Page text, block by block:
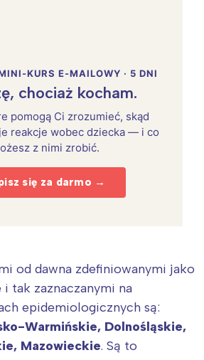
KURS E-MAILOWY · 5 DNI
chociaż kocham.
pomogą Ci zrozumieć, skąd
reakcje wobec dziecka — i co
z nimi zrobić.
się za darmo →
od dawna zdefiniowanymi jako
tak zaznaczanymi na
epidemiologicznych są:
Warmińskie, Dolnośląskie,
Mazowieckie. Są to